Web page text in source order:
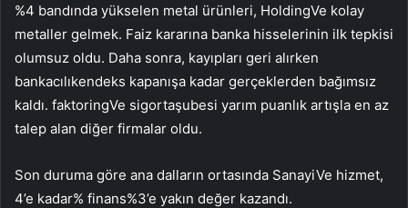
%4 bandında yükselen metal ürünleri, HoldingVe kolay
metaller gelmek. Faiz kararına banka hisselerinin ilk tepkisi
olumsuz oldu. Daha sonra, kayıpları geri alırken
bankacılıkendeks kapanışa kadar gerçeklerden bağımsız
kaldı. faktoringVe sigortaşubesi yarım puanlık artışla en az
talep alan diğer firmalar oldu.
Son duruma göre ana dalların ortasında SanayiVe hizmet,
4’e kadar% finans%3’e yakın değer kazandı.